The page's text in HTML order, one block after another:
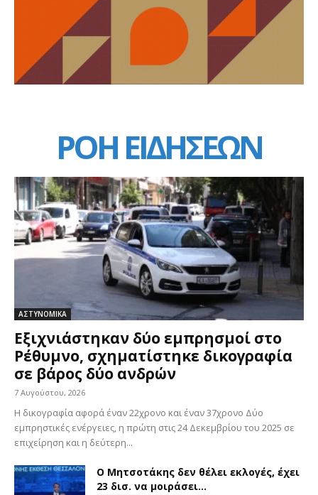
ΡΟΗ ΕΙΔΗΣΕΩΝ
ΑΣΤΥΝΟΜΙΚΑ
Εξιχνιάστηκαν δύο εμπρησμοί στο
Ρέθυμνο, σχηματίστηκε δικογραφία
σε βάρος δύο ανδρών
7 Αυγούστου, 2026
Η δικογραφία αφορά έναν 22χρονο και έναν 37χρονο Δύο
εμπρηστικές ενέργειες, η πρώτη στις 24 Δεκεμβρίου του 2025 σε
επιχείρηση και η δεύτερη...
Ο Μητσοτάκης δεν θέλει εκλογές, έχει
23 δισ. να μοιράσει…